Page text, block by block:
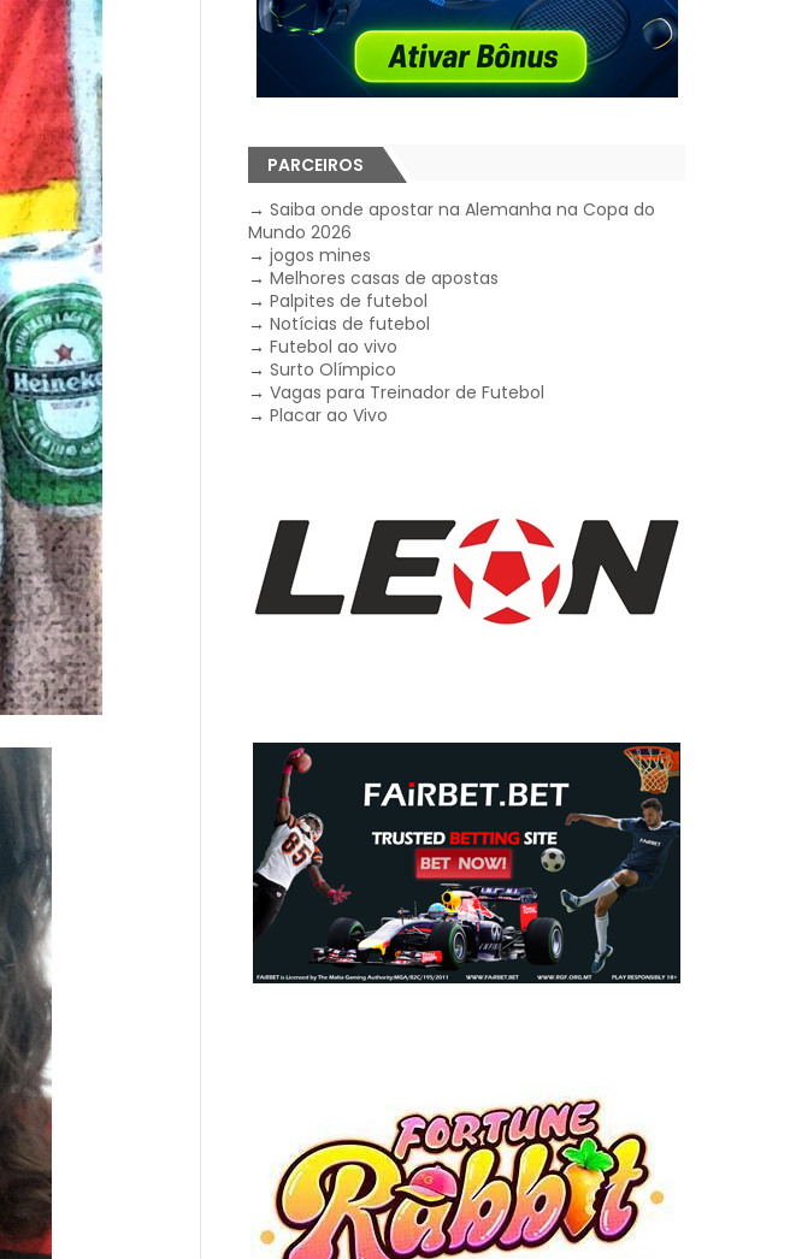
PARCEIROS
→Saiba onde apostar na Alemanha na Copa do
Mundo 2026
→jogos mines
→Melhores casas de apostas
→Palpites de futebol
→Notícias de futebol
→Futebol ao vivo
→Surto Olímpico
→Vagas para Treinador de Futebol
→Placar ao Vivo